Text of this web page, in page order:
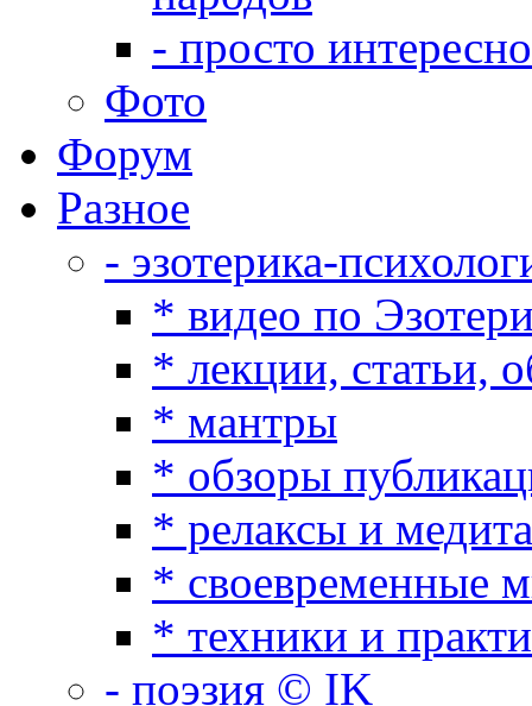
- просто
Фото
Форум
Разное
- эзотерика-
* видео по
* лекции, статьи,
* мантры
* обзоры
* релаксы и
* своевременные
* техники и
- поэзия © IK